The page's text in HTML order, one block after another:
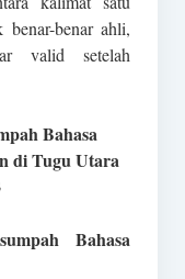
benar ahli,
valid setelah
Bahasa
di Tugu Utara
Bahasa